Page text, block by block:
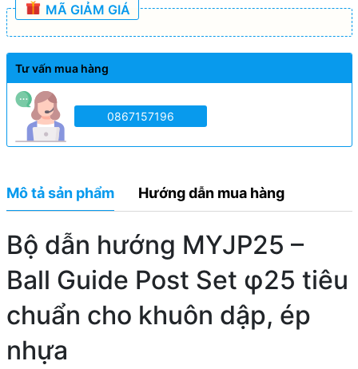
MÃ GIẢM GIÁ
Tư vấn mua hàng
0867157196
Mô tả sản phẩm Hướng dẫn mua hàng
Bộ dẫn hướng MYJP25 –
Ball Guide Post Set φ25 tiêu
chuẩn cho khuôn dập, ép
nhựa